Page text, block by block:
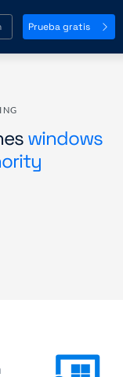
Prueba gratis
windows